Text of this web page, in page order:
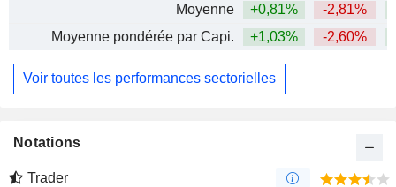
Moyenne
+0,81% -2,81%
Moyenne pondérée par Capi.
+1,03% -2,60%
Voir toutes les performances sectorielles
Notations
Trader